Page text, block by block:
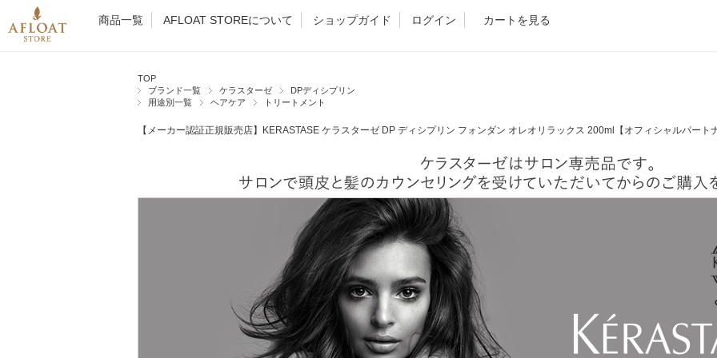
商品一覧 AFLOAT STOREについて ショップガイド ログイン カートを見る
TOP
ブランド一覧
ケラスターゼ
DPディシプリン
用途別一覧
ヘアケア トリートメント
【メーカー認証正規販売店】KERASTASE ケラスターゼ DP ディシプリン フォンダン オレオリラックス 200ml【オフィシャルパート